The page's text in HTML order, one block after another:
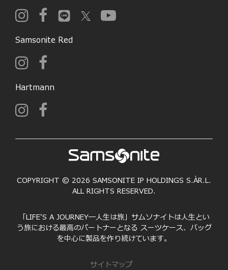
Samsonite Red
Hartmann
COPYRIGHT © 2026 SAMSONITE IP HOLDINGS S.ÀR.L.
ALL RIGHTS RESERVED.
「LIFE'S A JOURNEY―人生は旅」サムソナイトは人生とい
う旅における最高のパートナーとなる スーツケース、バッグ
を中心に製品を作り続けています。
サイトマップ